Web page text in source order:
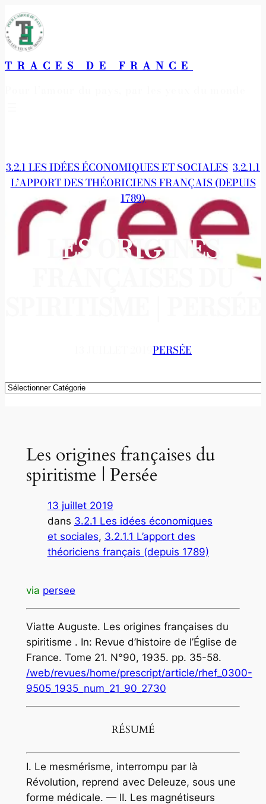
Aller
au
contenu
TRACES DE FRANCE
3.2.1 LES IDÉES ÉCONOMIQUES ET SOCIALES 3.2.1.1
L’APPORT DES THÉORICIENS FRANÇAIS (DEPUIS
1789)
LES ORIGINES
PERSÉE
Catégories
Les origines françaises du
spiritisme | Persée
13 juillet 2019
dans 3.2.1 Les idées économiques
et sociales, 3.2.1.1 L’apport des
théoriciens français (depuis 1789)
via persee
Viatte Auguste. Les origines françaises du
spiritisme . In: Revue d’histoire de l’Église de
France. Tome 21. N°90, 1935. pp. 35-58.
/web/revues/home/prescript/article/rhef_0300-
9505_1935_num_21_90_2730
RÉSUMÉ
I. Le mesmérisme, interrompu par là
Révolution, reprend avec Deleuze, sous une
forme médicale. — II. Les magnétiseurs